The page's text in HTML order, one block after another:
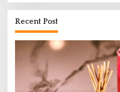
Recent Post